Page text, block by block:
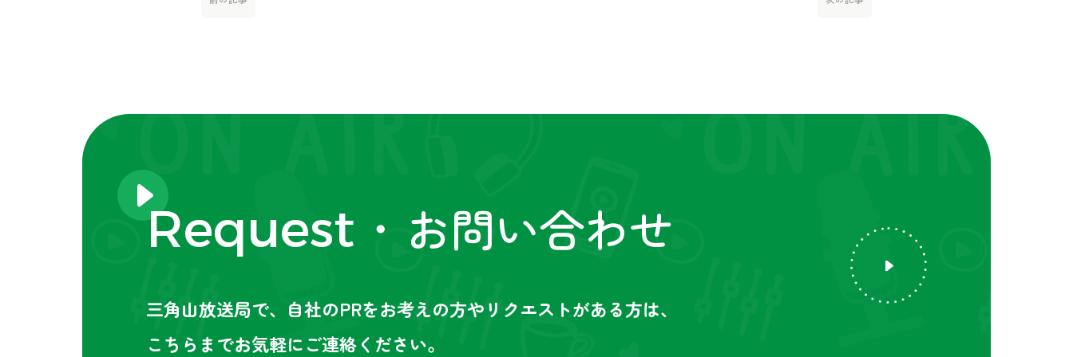
Request・ お問い合わせ
三角山放送局で、自社のPRをお考えの方やリクエストがある方は、
こちらまでお気軽にご連絡ください。